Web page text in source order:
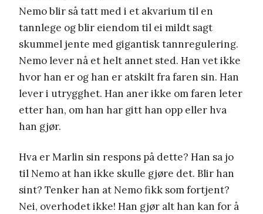
Nemo blir så tatt med i et akvarium til en
tannlege og blir eiendom til ei mildt sagt
skummel jente med gigantisk tannregulering.
Nemo lever nå et helt annet sted. Han vet ikke
hvor han er og han er atskilt fra faren sin. Han
lever i utrygghet. Han aner ikke om faren leter
etter han, om han har gitt han opp eller hva
han gjør.
Hva er Marlin sin respons på dette? Han sa jo
til Nemo at han ikke skulle gjøre det. Blir han
sint? Tenker han at Nemo fikk som fortjent?
Nei, overhodet ikke! Han gjør alt han kan for å